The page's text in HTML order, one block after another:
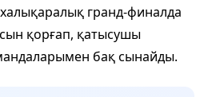
гранд-финалда
қорғап, қатысушы
бақ сынайды.